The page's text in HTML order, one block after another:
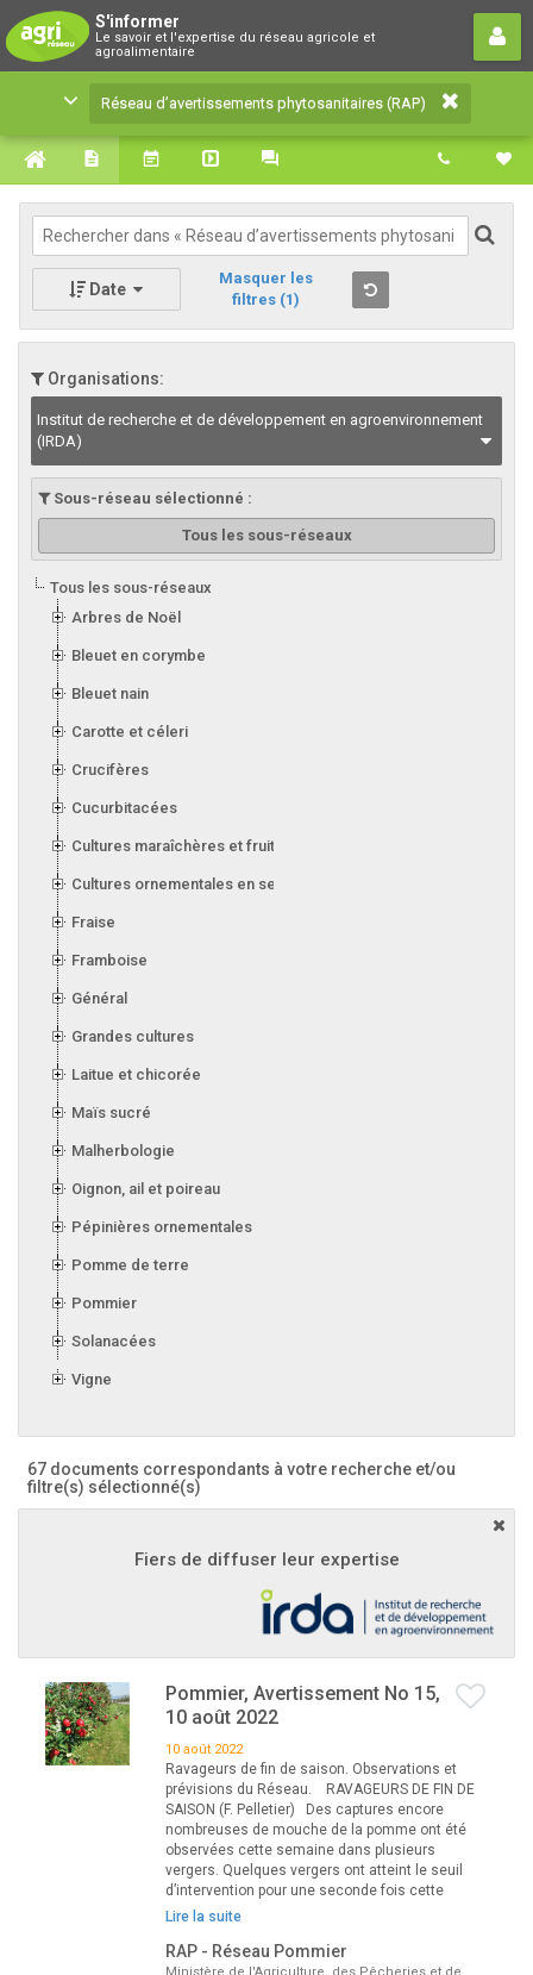
S'informer
Le savoir et l'expertise du réseau agricole et
agroalimentaire
Réseau d’avertissements
phytosanitaires (RAP)
Le savoir et l'expertise du réseau agricole et
agroalimentaire
Réseau d’avertissements phytosanitaires (RAP)
Date
Masquer les
filtres (1)
Organisations:
Institut de recherche et de développement en agroenvironnement
(IRDA)
Sous-réseau sélectionné :
Tous les sous-réseaux
Tous les sous-réseaux
Arbres de Noël
Bleuet en corymbe
Bleuet nain
Carotte et céleri
Crucifères
Cucurbitacées
Cultures maraîchères et fruitières en serre
Cultures ornementales en serre
Fraise
Framboise
Général
Grandes cultures
Laitue et chicorée
Maïs sucré
Malherbologie
Oignon, ail et poireau
Pépinières ornementales
Pomme de terre
Pommier
Solanacées
Vigne
67 documents correspondants à votre recherche et/ou
filtre(s) sélectionné(s)
Fiers de diffuser leur expertise
Pommier, Avertissement No 15,
10 août 2022
10 août 2022
Ravageurs de fin de saison. Observations et
prévisions du Réseau. RAVAGEURS DE FIN DE
SAISON (F. Pelletier) Des captures encore
nombreuses de mouche de la pomme ont été
observées cette semaine dans plusieurs
vergers. Quelques vergers ont atteint le seuil
d’intervention pour une seconde fois cette
Lire la suite
RAP - Réseau Pommier
Ministère de l'Agriculture, des Pêcheries et de